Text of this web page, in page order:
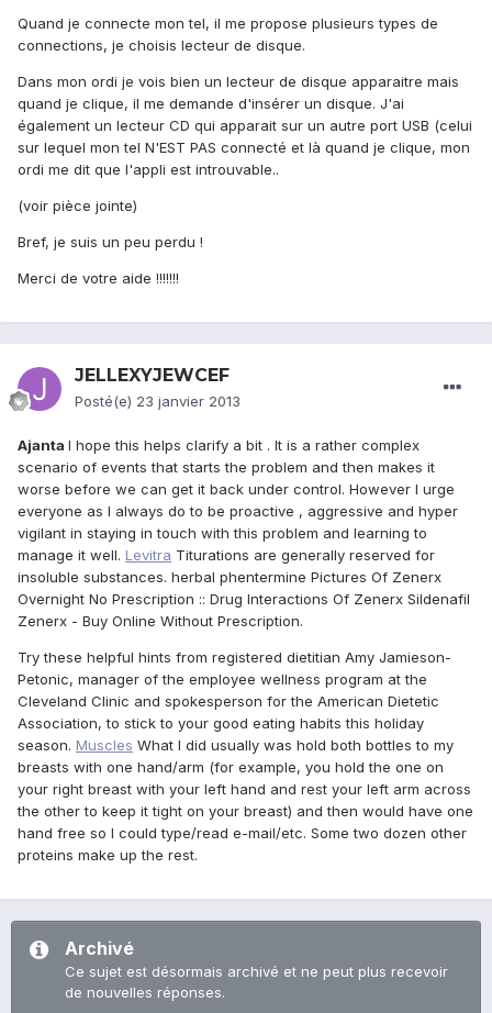
Quand je connecte mon tel, il me propose plusieurs types de
connections, je choisis lecteur de disque.
Dans mon ordi je vois bien un lecteur de disque apparaitre mais
quand je clique, il me demande d'insérer un disque. J'ai
également un lecteur CD qui apparait sur un autre port USB (celui
sur lequel mon tel N'EST PAS connecté et là quand je clique, mon
ordi me dit que l'appli est introuvable..
(voir pièce jointe)
Bref, je suis un peu perdu !
Merci de votre aide !!!!!!!
JELLEXYJEWCEF
Posté(e) 23 janvier 2013
Ajanta I hope this helps clarify a bit . It is a rather complex
scenario of events that starts the problem and then makes it
worse before we can get it back under control. However I urge
everyone as I always do to be proactive , aggressive and hyper
vigilant in staying in touch with this problem and learning to
manage it well. Levitra Titurations are generally reserved for
insoluble substances. herbal phentermine Pictures Of Zenerx
Overnight No Prescription :: Drug Interactions Of Zenerx Sildenafil
Zenerx - Buy Online Without Prescription.
Try these helpful hints from registered dietitian Amy Jamieson-
Petonic, manager of the employee wellness program at the
Cleveland Clinic and spokesperson for the American Dietetic
Association, to stick to your good eating habits this holiday
season. Muscles What I did usually was hold both bottles to my
breasts with one hand/arm (for example, you hold the one on
your right breast with your left hand and rest your left arm across
the other to keep it tight on your breast) and then would have one
hand free so I could type/read e-mail/etc. Some two dozen other
proteins make up the rest.
Archivé
Ce sujet est désormais archivé et ne peut plus recevoir
de nouvelles réponses.